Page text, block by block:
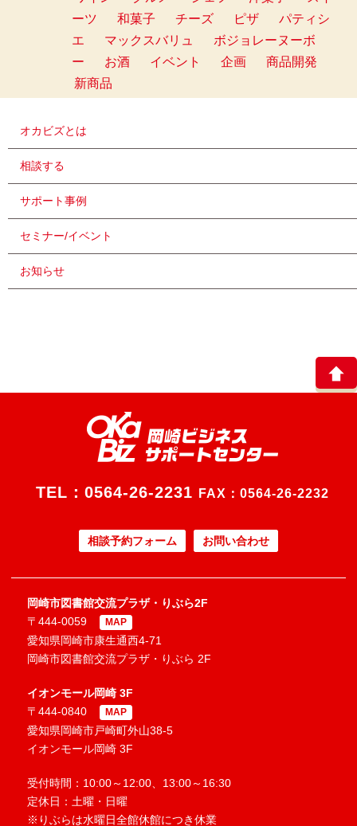
ーツ
和菓子 チーズ ピザ
パティシ
エ
マックスバリュ
ボジョレーヌーボ
ー
お酒 イベント 企画
商品開発
新商品
オカビズとは
相談する
サポート事例
セミナー/イベント
お知らせ
TEL： 0564-26-2231 FAX：0564-26-2232
相談予約フォーム お問い合わせ
岡崎市図書館交流プラザ・りぶら2F
〒444-0059
MAP
愛知県岡崎市康生通西4-71
岡崎市図書館交流プラザ・りぶら 2F
イオンモール岡崎 3F
〒444-0840
MAP
愛知県岡崎市戸崎町外山38-5
イオンモール岡崎 3F
受付時間：10:00～12:00、13:00～16:30
定休日：土曜・日曜
※りぶらは水曜日全館休館につき休業